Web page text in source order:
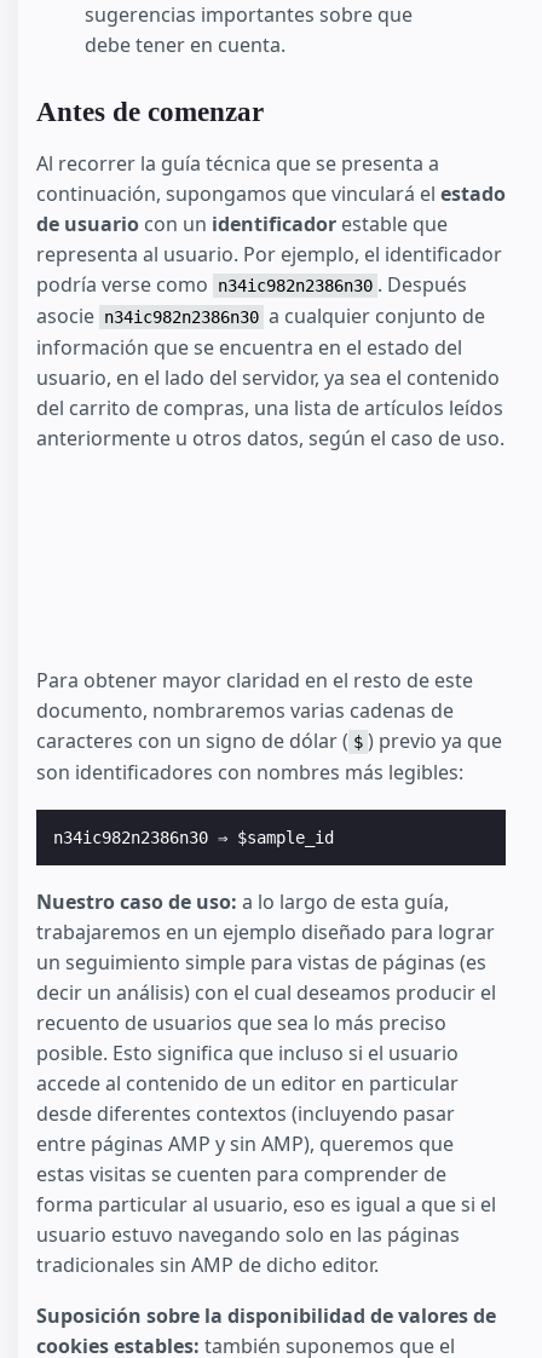
sugerencias importantes sobre que
debe tener en cuenta.
Antes de comenzar
Al recorrer la guía técnica que se presenta a
continuación, supongamos que vinculará el estado
de usuario con un identificador estable que
representa al usuario. Por ejemplo, el identificador
podría verse como
n34ic982n2386n30 . Después
asocie n34ic982n2386n30 a cualquier conjunto de
información que se encuentra en el estado del
usuario, en el lado del servidor, ya sea el contenido
del carrito de compras, una lista de artículos leídos
anteriormente u otros datos, según el caso de uso.
Para obtener mayor claridad en el resto de este
documento, nombraremos varias cadenas de
caracteres con un signo de dólar ( $ ) previo ya que
son identificadores con nombres más legibles:
Nuestro caso de uso: a lo largo de esta guía,
trabajaremos en un ejemplo diseñado para lograr
un seguimiento simple para vistas de páginas (es
decir un análisis) con el cual deseamos producir el
recuento de usuarios que sea lo más preciso
posible. Esto significa que incluso si el usuario
accede al contenido de un editor en particular
desde diferentes contextos (incluyendo pasar
entre páginas AMP y sin AMP), queremos que
estas visitas se cuenten para comprender de
forma particular al usuario, eso es igual a que si el
usuario estuvo navegando solo en las páginas
tradicionales sin AMP de dicho editor.
Suposición sobre la disponibilidad de valores de
cookies estables: también suponemos que el